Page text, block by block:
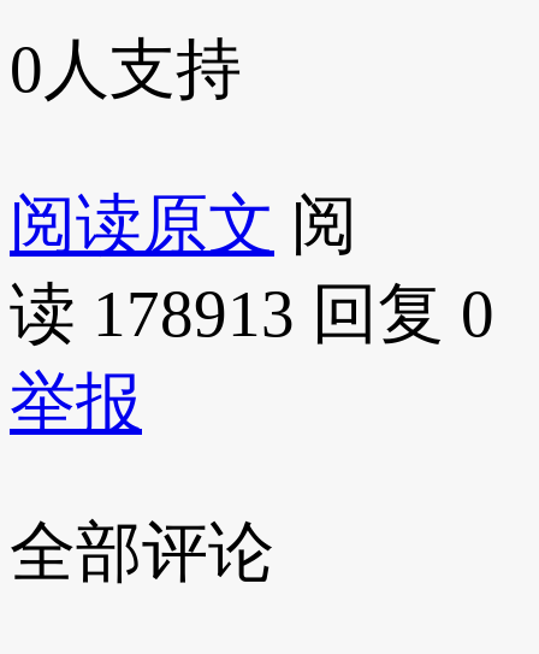
0人支持
阅读原文 阅
读 178913 回复 0
举报
全部评论